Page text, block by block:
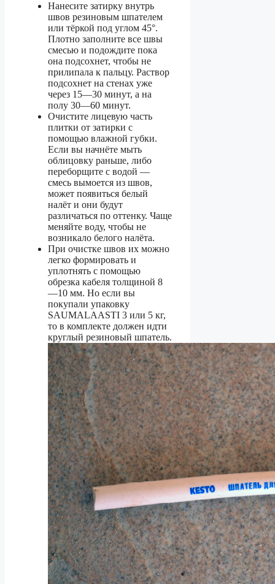
Нанесите затирку внутрь
швов резиновым шпателем
или тёркой под углом 45°.
Плотно заполните все швы
смесью и подождите пока
она подсохнет, чтобы не
прилипала к пальцу. Раствор
подсохнет на стенах уже
через 15—30 минут, а на
полу 30—60 минут.
Очистите лицевую часть
плитки от затирки с
помощью влажной губки.
Если вы начнёте мыть
облицовку раньше, либо
переборщите с водой —
смесь вымоется из швов,
может появиться белый
налёт и они будут
различаться по оттенку. Чаще
меняйте воду, чтобы не
возникало белого налёта.
При очистке швов их можно
легко формировать и
уплотнять с помощью
обрезка кабеля толщиной 8
—10 мм. Но если вы
покупали упаковку
SAUMALAASTI 3 или 5 кг,
то в комплекте должен идти
круглый резиновый шпатель.